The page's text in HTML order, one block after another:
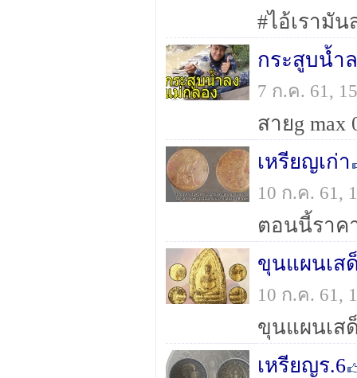
กระสูบน้ำ
7 ก.ค. 61,
สายg max
เหรียญเก่า
10 ก.ค. 61,
ตอนนี้ราค
ขุนแผนเส
10 ก.ค. 61,
เหรียญร.6